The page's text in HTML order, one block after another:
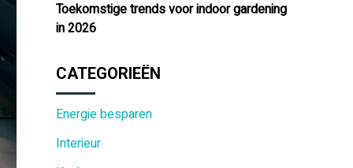
Toekomstige trends voor indoor gardening
in 2026
CATEGORIEËN
Energie besparen
Interieur